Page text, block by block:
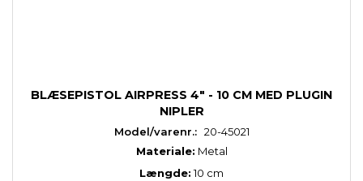
BLÆSEPISTOL AIRPRESS 4" - 10 CM MED PLUGIN
NIPLER
Model/varenr.: 20-45021
Materiale: Metal
Længde:10 cm